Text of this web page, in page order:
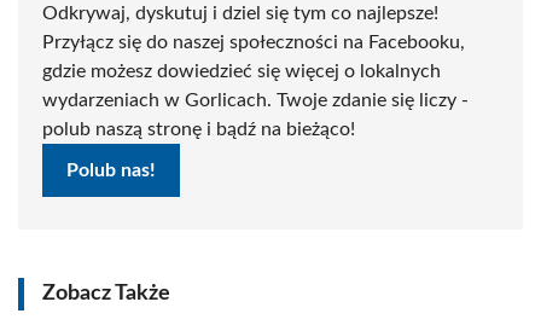
Odkrywaj, dyskutuj i dziel się tym co najlepsze!
Przyłącz się do naszej społeczności na Facebooku,
gdzie możesz dowiedzieć się więcej o lokalnych
wydarzeniach w Gorlicach. Twoje zdanie się liczy -
polub naszą stronę i bądź na bieżąco!
Polub nas!
Zobacz Także